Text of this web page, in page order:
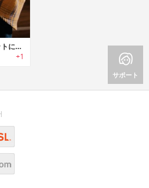
Tiiny AI Pocket Lab｜ポケットに収まるAIスーパーコンピューター
+1
サポート